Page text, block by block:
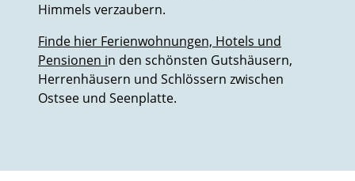
Himmels verzaubern.
Finde hier Ferienwohnungen, Hotels und
Pensionen in den schönsten Gutshäusern,
Herrenhäusern und Schlössern zwischen
Ostsee und Seenplatte.